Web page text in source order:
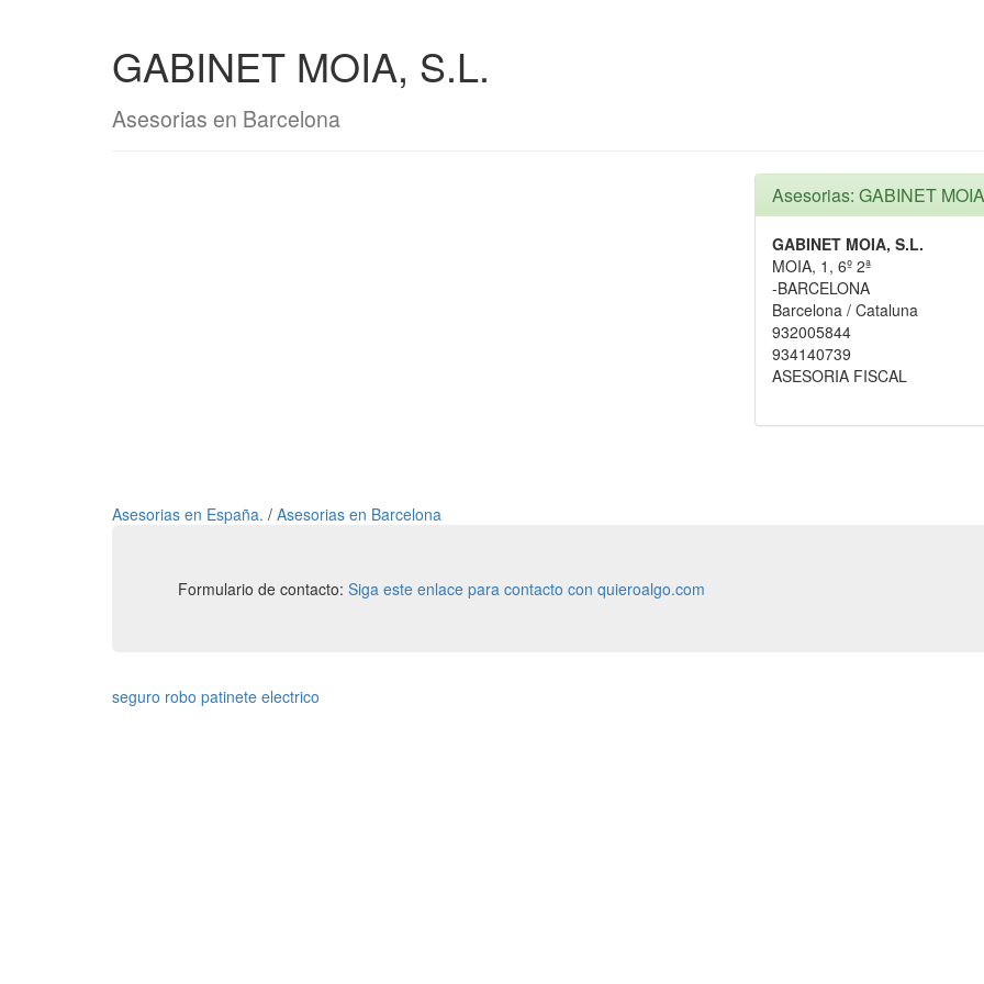
GABINET MOIA, S.L.
Asesorias en Barcelona
Asesorias: GABINET
GABINET MOIA, S.L.
MOIA, 1, 6º 2ª
-BARCELONA
Barcelona / Cataluna
932005844
934140739
ASESORIA FISCAL
Asesorias en España. / Asesorias en Barcelona
Formulario de contacto: Siga este enlace para contacto con quieroalgo.com
seguro robo patinete electrico